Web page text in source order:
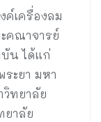
ค์เครื่องลม
คณาจารย์
น ได้แก่
ะยา มหา
ทยาลัย
ยาลัย